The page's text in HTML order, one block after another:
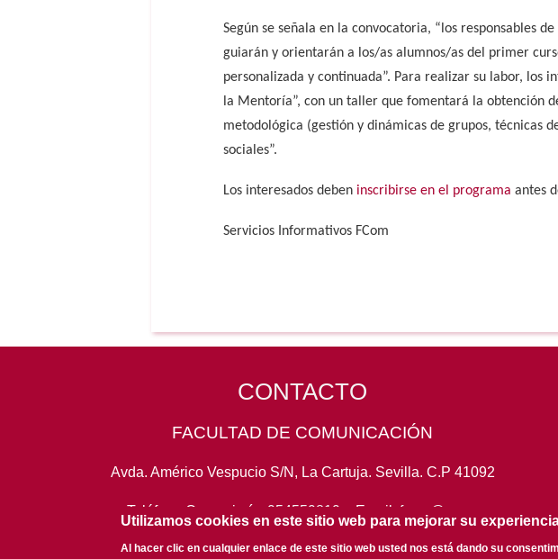
Según se señala en la convocatoria, “los responsables
guiarán y orientarán a los/as alumnos/as del primer
personalizada y continuada”. Para realizar su labor, los
la Mentoría”, con un taller que fomentará la obtención
metodológica (gestión y dinámicas de grupos, técnicas
sociales”.
Los interesados deben inscribirse en el programa antes
Servicios Informativos FCom
CONTACTO
FACULTAD DE COMUNICACIÓN
Avda. Américo Vespucio S/N, La Cartuja. Sevilla. C.P 41092
Teléfono Conserjería: 954559819 - Email: fcom@us.es
Utilizamos cookies en este sitio web para mejorar su
Al hacer clic en cualquier enlace de este sitio web usted nos está dando su